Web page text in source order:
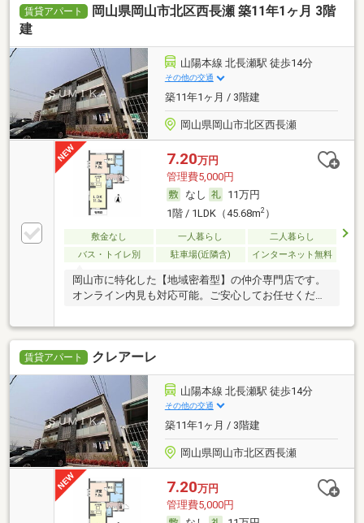
賃貸アパート
岡山県岡山市北区西長瀬 築11年1ヶ月 3階
建
山陽本線 北長瀬駅 徒歩14分
その他の交通
築11年1ヶ月 / 3階建
岡山県岡山市北区西長瀬
7.20万円
管理費5,000円
なし
11万円
1階 / 1LDK（45.68m2）
敷金なし 一人暮らし
二人暮らし
バス・トイレ別
駐車場(近隣含) インターネット無料
岡山市に特化した【地域密着型】の仲介専門店です。
オンライン内見も対応可能。ご安心してお任せくださ
賃貸アパート クレアーレ
山陽本線 北長瀬駅 徒歩14分
その他の交通
築11年1ヶ月 / 3階建
岡山県岡山市北区西長瀬
7.20万円
管理費5,000円